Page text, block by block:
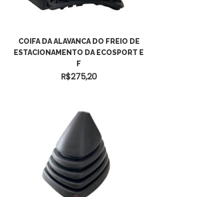
ADICIONAR AO
CARRINHO
COIFA DA ALAVANCA DO FREIO DE
ESTACIONAMENTO DA ECOSPORT E
F
R$275,20